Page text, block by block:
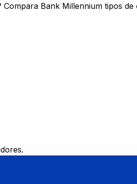
Bank Millennium tipos